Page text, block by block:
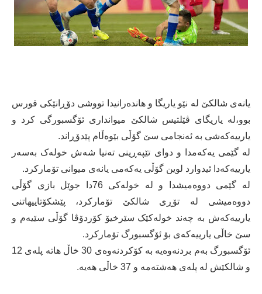
یانەی شالکێ لە نێو یاریگا و هاندەرانیدا تووشی دۆڕانێکی قورس
بوو،لە یاریگای ڤێلتیس شالکێ میوانداری ئۆگسبورگی کرد و
یارییەکەشی بە ئەنجامی سێ گۆڵی بێوەڵام پێدۆڕاند.
لە گێمی یەکەمدا و دوای تێپەڕینی تەنیا شەش خولەک بەسەر
یارییەکەدا ئیدوارد لوین گۆڵی یەکەمی یانەی میوانی تۆمارکرد.
لە گێمی دووەمیشدا و لە خولەکی 76دا جوێل بازی گۆڵی
دووەمیشی لە تۆڕی شالکێ تۆمارکرد، پێشکۆتاییهاتنی
یارییەکەش بە چەند خولەکێک سێرخیۆ کۆردۆڤا گۆڵی سێیەم و
سێ خاڵی یارییەکەی بۆ ئۆگسبورگ تۆمارکرد.
ئۆگسبورگ بەم بردنەوەیە بە کۆکردنەوەی 30 خاڵ هاتە پلەی 12
و شالکێش لە پلەی هەشتەمە و 37 خاڵی هەیە.